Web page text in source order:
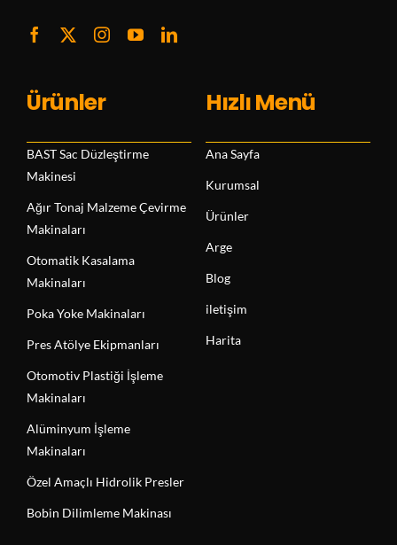
Ürünler
BAST Sac Düzleştirme
Makinesi
Ağır Tonaj Malzeme Çevirme
Makinaları
Otomatik Kasalama
Makinaları
Poka Yoke Makinaları
Pres Atölye Ekipmanları
Otomotiv Plastiği İşleme
Makinaları
Alüminyum İşleme
Makinaları
Özel Amaçlı Hidrolik Presler
Bobin Dilimleme Makinası
Hızlı Menü
Ana Sayfa
Kurumsal
Ürünler
Arge
Blog
iletişim
Harita